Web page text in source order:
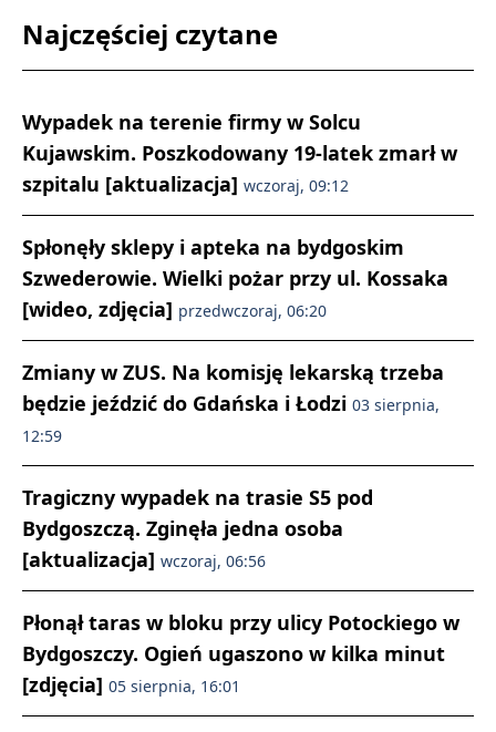
Najczęściej czytane
Wypadek na terenie firmy w Solcu
Kujawskim. Poszkodowany 19-latek zmarł w
szpitalu [aktualizacja] wczoraj, 09:12
Spłonęły sklepy i apteka na bydgoskim
Szwederowie. Wielki pożar przy ul. Kossaka
[wideo, zdjęcia] przedwczoraj, 06:20
Zmiany w ZUS. Na komisję lekarską trzeba
będzie jeździć do Gdańska i Łodzi 03 sierpnia,
12:59
Tragiczny wypadek na trasie S5 pod
Bydgoszczą. Zginęła jedna osoba
[aktualizacja] wczoraj, 06:56
Płonął taras w bloku przy ulicy Potockiego w
Bydgoszczy. Ogień ugaszono w kilka minut
[zdjęcia] 05 sierpnia, 16:01